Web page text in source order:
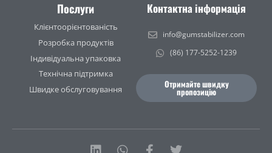
Послуги
Клієнтоорієнтованість
Розробка продуктів
Індивідуальна упаковка
Технічна підтримка
Швидке обслуговування
Контактна інформація
info@gumstabilizer.com
(86) 177-5252-1239
Отримайте швидку
пропозицію